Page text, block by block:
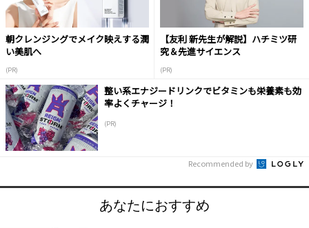
朝クレンジングでメイク映えする潤
い美肌へ
(PR)
【友利 新先生が解説】ハチミツ研
究＆先進サイエンス
(PR)
整い系エナジードリンクでビタミンも栄養素も効
率よくチャージ！
(PR)
Recommended by
あなたにおすすめ